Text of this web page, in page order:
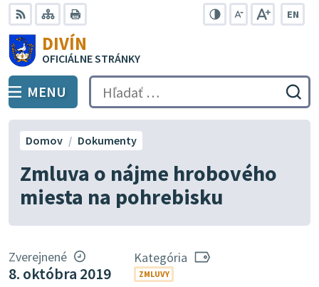
Preskočiť
na
obsah
RSS Mapa
EN
DIVÍN
OFICIÁLNE STRÁNKY
PREPNÚŤ
MENU Hľadať:
Zmluva o nájme hrobového
miesta na pohrebisku
Domov Dokumenty
Zverejnené
8. októbra 2019
Kategória
ZMLUVY